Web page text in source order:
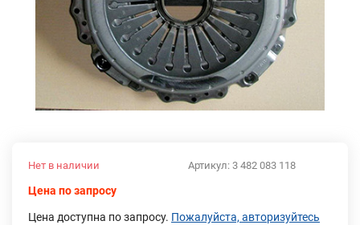
Артикул: 3 482 083 118
Нет в наличии
Цена по запросу
Цена доступна по запросу. Пожалуйста, авторизуйтесь